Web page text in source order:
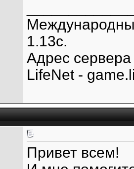
1.13с.
Адрес
LifeNet -
Привет всем!